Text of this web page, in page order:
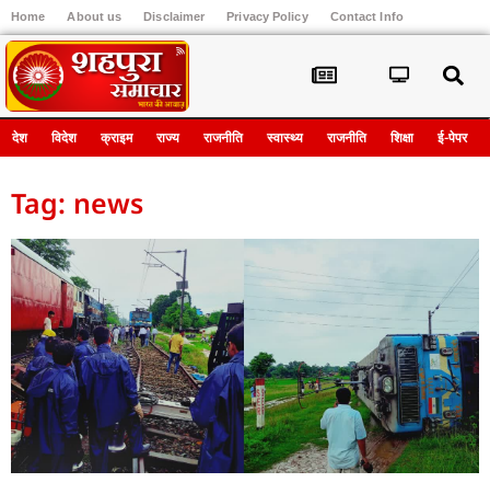
Home About us Disclaimer Privacy Policy Contact Info
देश विदेश क्राइम राज्य राजनीति स्वास्थ्य राजनीति शिक्षा ई-पेपर
Tag: news